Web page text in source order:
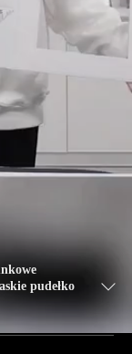
pudełko